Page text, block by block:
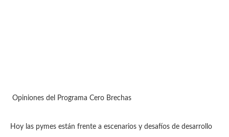
Opiniones del Programa Cero Brechas
Hoy las pymes están frente a escenarios y desafíos de desarrollo